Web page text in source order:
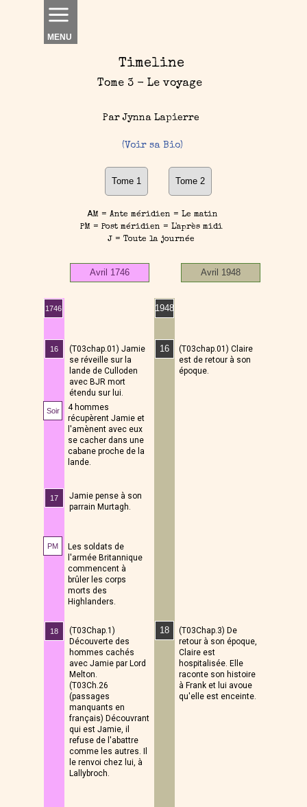
MENU
AM = Ante méridien = Le matin
PM = Post méridien = L'après midi
J = Toute la journée
(T03chap.01) Jamie
se réveille sur la
lande de Culloden
avec BJR mort
étendu sur lui.
Avril 1746
1746 1948
Timeline
Tome 3 - Le voyage
Par Jynna Lapierre
(Voir sa Bio)
16
Avril 1948
16
(T03chap.01) Claire
est de retour à son
époque.
18
(T03Chap.3) De
retour à son époque,
Claire est
hospitalisée. Elle
raconte son histoire
à Frank et lui avoue
qu'elle est enceinte.
16
4 hommes
récupèrent Jamie et
l'amènent avec eux
se cacher dans une
cabane proche de la
lande.
Soir
17
PM
Les soldats de
l'armée Britannique
commencent à
brûler les corps
morts des
Highlanders.
Jamie pense à son
parrain Murtagh.
(T03Chap.1)
Découverte des
hommes cachés
avec Jamie par Lord
Melton.
(T03Ch.26
(passages
manquants en
français) Découvrant
qui est Jamie, il
refuse de l'abattre
comme les autres. Il
le renvoi chez lui, à
Lallybroch.
18
Tome 1 Tome 2